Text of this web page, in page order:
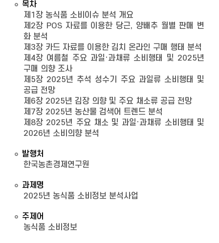
목차
제1장 농식품 소비이슈 분석 개요
제2장 POS 자료를 이용한 당근, 양배추 월별 판매 변
화 분석
제3장 카드 자료를 이용한 김치 온라인 구매 행태 분석
제4장 여름철 주요 과일·과채류 소비행태 및 2025년
구매 의향 조사
제5장 2025년 추석 성수기 주요 과일류 소비행태 및
공급 전망
제6장 2025년 김장 의향 및 주요 채소류 공급 전망
제7장 2025년 농산물 검색어 트렌드 분석
제8장 2025년 주요 채소 및 과일·과채류 소비행태 및
2026년 소비의향 분석
발행처
한국농촌경제연구원
과제명
2025년 농식품 소비정보 분석사업
주제어
농식품 소비정보